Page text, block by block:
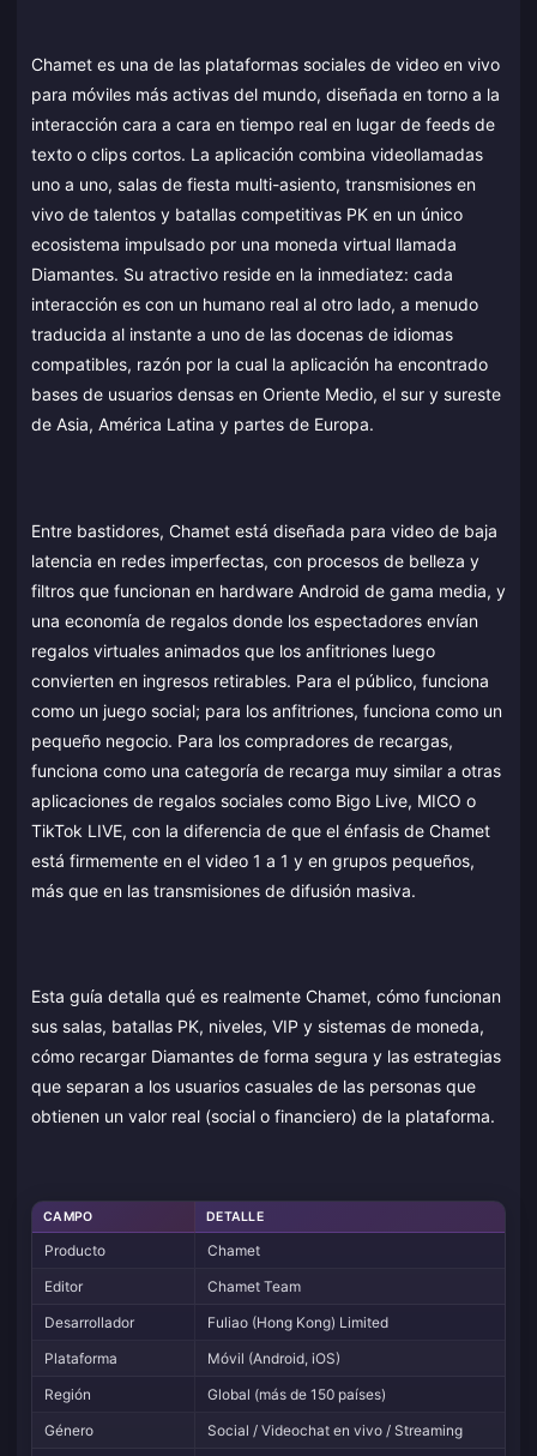
Chamet es una de las plataformas sociales de video en vivo
para móviles más activas del mundo, diseñada en torno a la
interacción cara a cara en tiempo real en lugar de feeds de
texto o clips cortos. La aplicación combina videollamadas
uno a uno, salas de fiesta multi-asiento, transmisiones en
vivo de talentos y batallas competitivas PK en un único
ecosistema impulsado por una moneda virtual llamada
Diamantes. Su atractivo reside en la inmediatez: cada
interacción es con un humano real al otro lado, a menudo
traducida al instante a uno de las docenas de idiomas
compatibles, razón por la cual la aplicación ha encontrado
bases de usuarios densas en Oriente Medio, el sur y sureste
de Asia, América Latina y partes de Europa.
Entre bastidores, Chamet está diseñada para video de baja
latencia en redes imperfectas, con procesos de belleza y
filtros que funcionan en hardware Android de gama media, y
una economía de regalos donde los espectadores envían
regalos virtuales animados que los anfitriones luego
convierten en ingresos retirables. Para el público, funciona
como un juego social; para los anfitriones, funciona como un
pequeño negocio. Para los compradores de recargas,
funciona como una categoría de recarga muy similar a otras
aplicaciones de regalos sociales como Bigo Live, MICO o
TikTok LIVE, con la diferencia de que el énfasis de Chamet
está firmemente en el video 1 a 1 y en grupos pequeños,
más que en las transmisiones de difusión masiva.
Esta guía detalla qué es realmente Chamet, cómo funcionan
sus salas, batallas PK, niveles, VIP y sistemas de moneda,
cómo recargar Diamantes de forma segura y las estrategias
que separan a los usuarios casuales de las personas que
obtienen un valor real (social o financiero) de la plataforma.
CAMPO DETALLE
Producto
Chamet
Editor
Chamet Team
Desarrollador
Fuliao (Hong Kong) Limited
Plataforma
Móvil (Android, iOS)
Región
Global (más de 150 países)
Género
Social / Videochat en vivo / Streaming